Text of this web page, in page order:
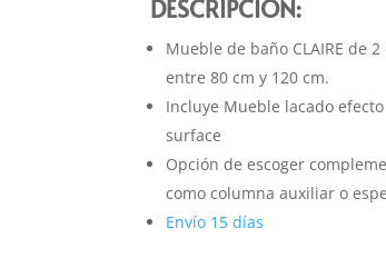
DESCRIPCIÓN:
Mueble de baño CLAIRE de
entre 80 cm y 120 cm.
Incluye Mueble lacado
surface
Opción de escoger
como columna auxiliar o
Envío 15 días